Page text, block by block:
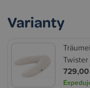
Varianty
729,00